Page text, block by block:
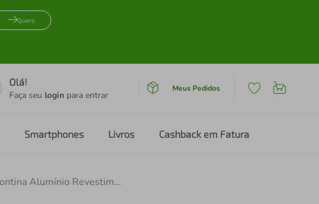
Quero
Olá!
Faça seu login para entrar
Meus Pedidos
Smartphones Livros Cashback em Fatura
Frigideira Profissional Tramontina Alumínio Revestimento Cerâmico 32cm